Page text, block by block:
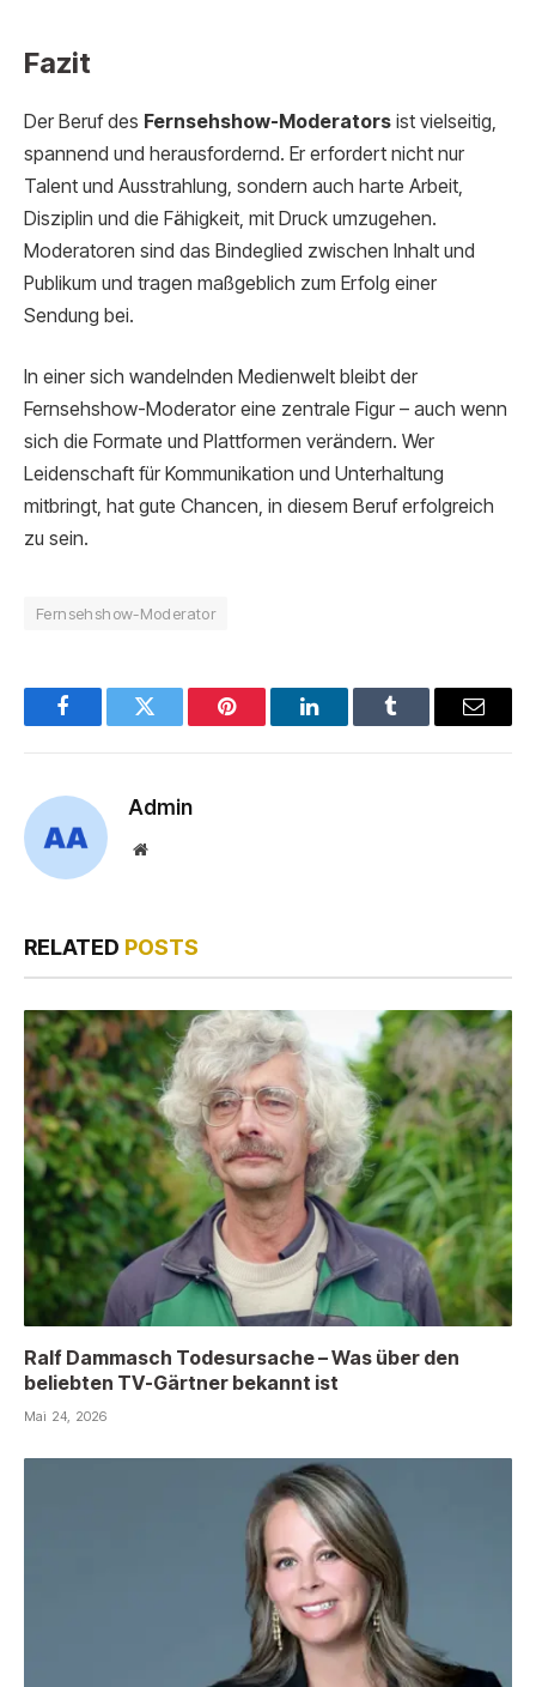
Fazit
Der Beruf des Fernsehshow-Moderators ist vielseitig,
spannend und herausfordernd. Er erfordert nicht nur
Talent und Ausstrahlung, sondern auch harte Arbeit,
Disziplin und die Fähigkeit, mit Druck umzugehen.
Moderatoren sind das Bindeglied zwischen Inhalt und
Publikum und tragen maßgeblich zum Erfolg einer
Sendung bei.
In einer sich wandelnden Medienwelt bleibt der
Fernsehshow-Moderator eine zentrale Figur – auch wenn
sich die Formate und Plattformen verändern. Wer
Leidenschaft für Kommunikation und Unterhaltung
mitbringt, hat gute Chancen, in diesem Beruf erfolgreich
zu sein.
Fernsehshow-Moderator
FacebookTwitter Pinterest LinkedInTumblr Email
Admin
Website
RELATED POSTS
Ralf Dammasch Todesursache – Was über den
beliebten TV-Gärtner bekannt ist
Mai 24, 2026